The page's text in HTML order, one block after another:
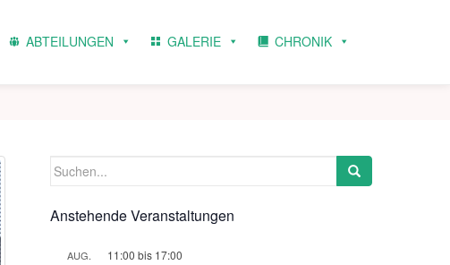
ABTEILUNGEN GALERIE CHRONIK
Suchen
Anstehende Veranstaltungen
AUG. 11:00 bis 17:00